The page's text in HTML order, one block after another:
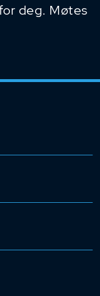
deg. Møtes